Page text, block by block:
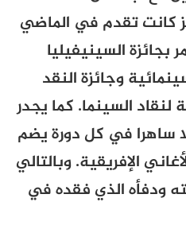
كانت تقدم في الماضي
بجائزة السينيفيليا
وجائزة النقد
لنقاد السينما. كما يجدر
ساهرا في كل دورة يضم
الإفريقية. وبالتالي
ودفأه الذي فقده في